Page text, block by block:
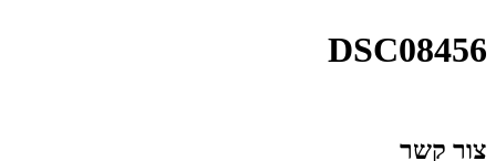
DSC08456
צור קשר